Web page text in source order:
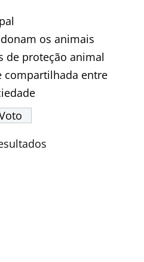
os animais
de proteção animal
compartilhada entre